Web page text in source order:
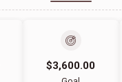
$3,600.00